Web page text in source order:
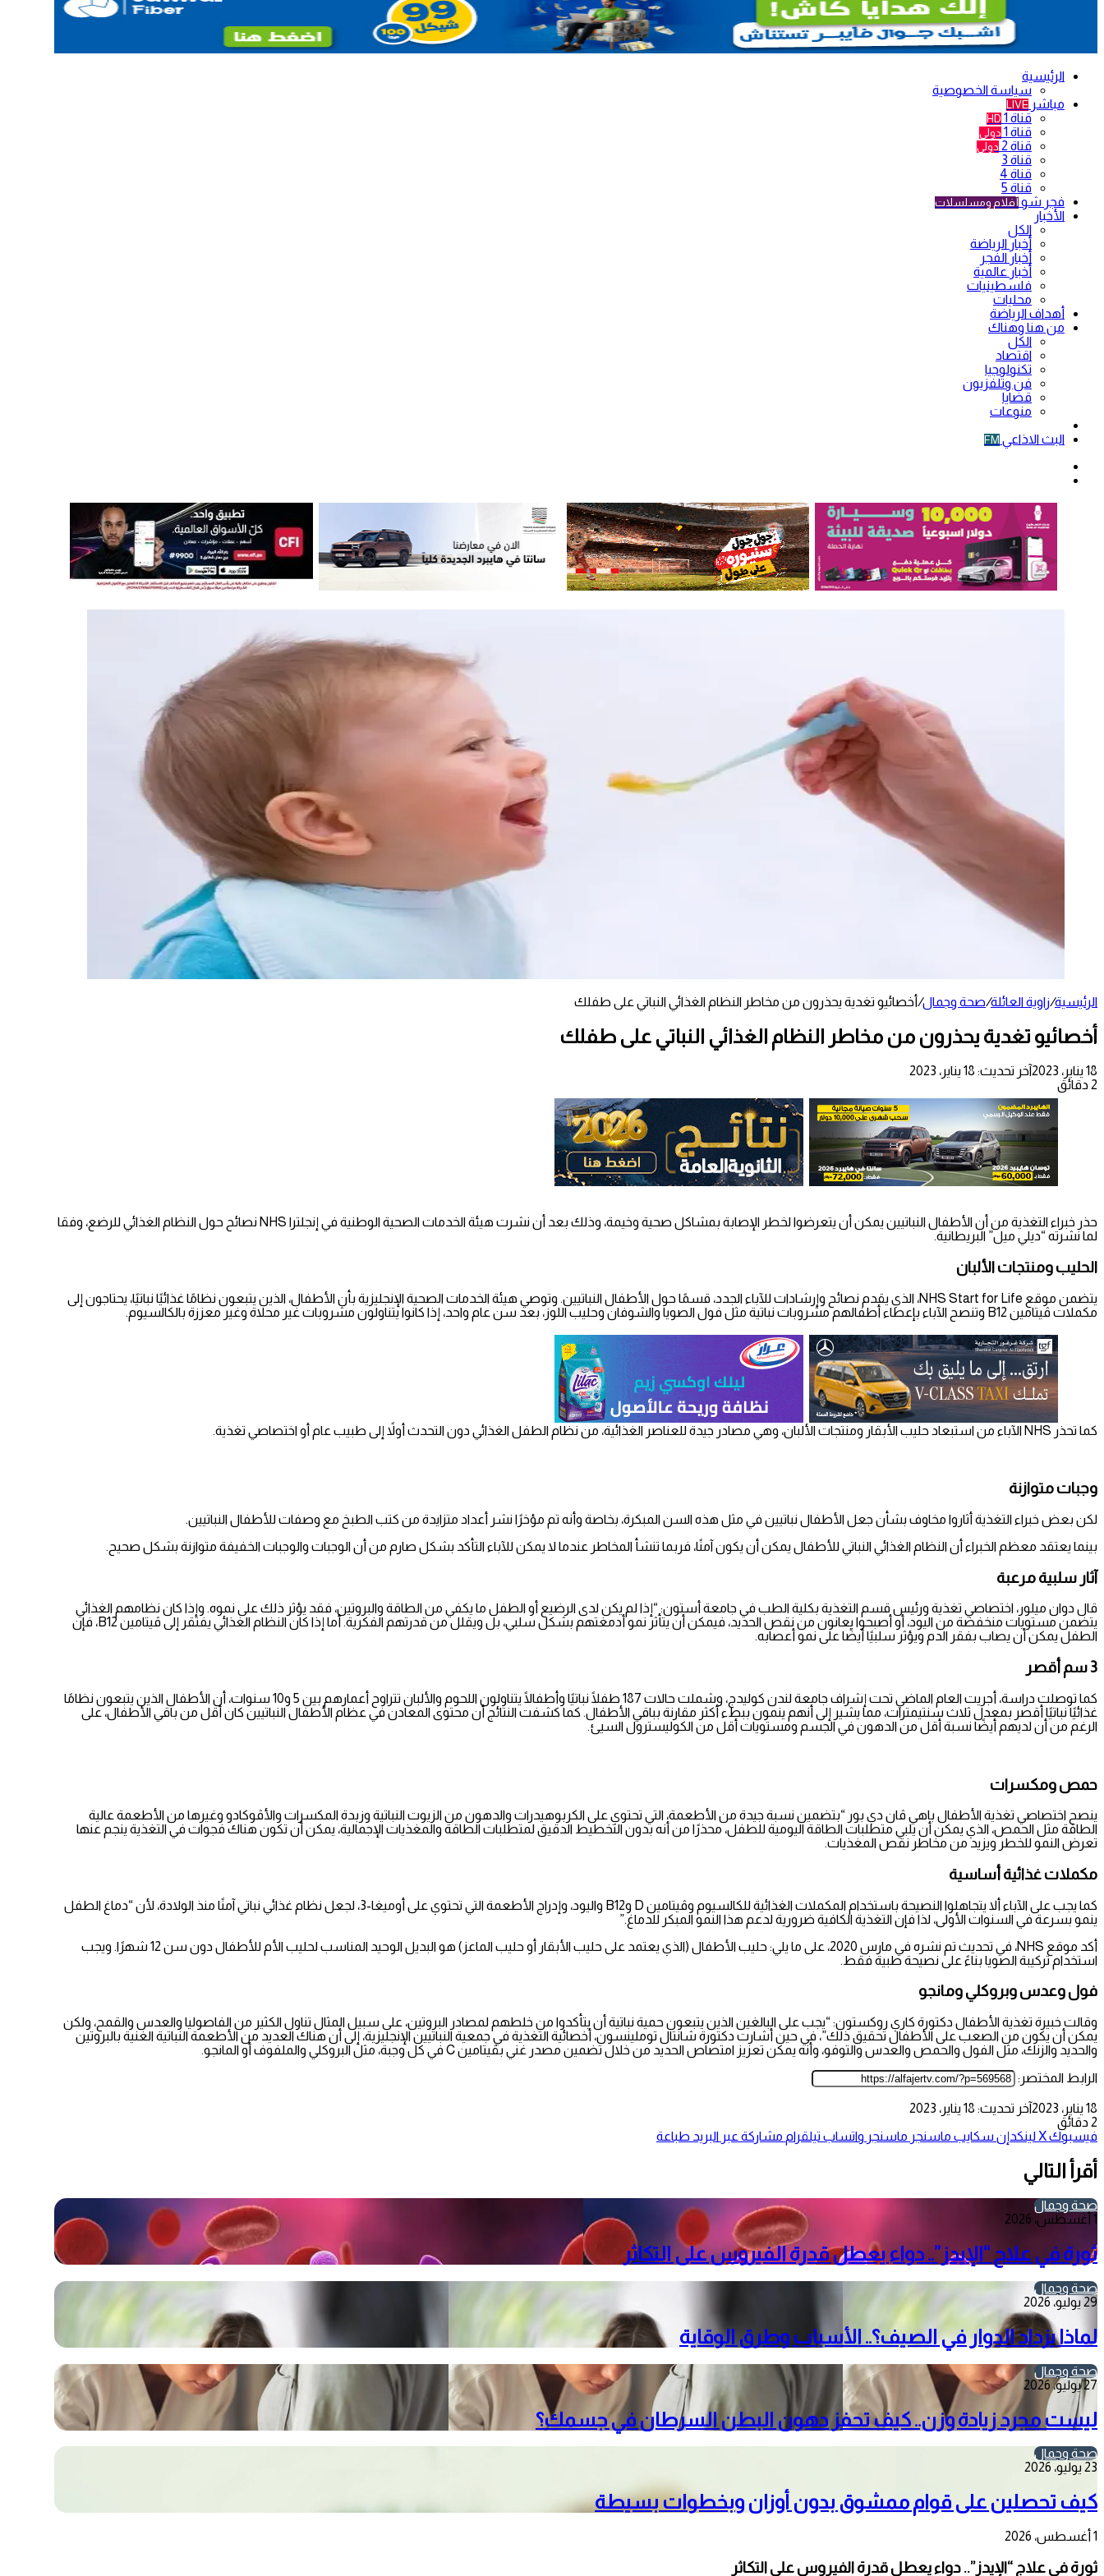
الرئيسية
سياسة الخصوصية
مباشر LIVE
قناة 1 HD
قناة 1 دولي
قناة 2 دولي
قناة 3
قناة 4
قناة 5
فجر شو أفلام ومسلسلات
الأخبار
الكل
أخبار الرياضة
أخبار الفجر
أخبار عالمية
فلسطينيات
محليات
أهداف الرياضة
من هنا وهناك
الكل
اقتصاد
تكنولوجيا
فن وتلفزيون
قضايا
منوعات
البث الاذاعي FM
الرئيسية/زاوية العائلة/صحة وجمال/أخصائيو تغدية يحذرون من مخاطر النظام الغذائي النباتي على طفلك
أخصائيو تغدية يحذرون من مخاطر النظام الغذائي النباتي على طفلك
18 يناير، 2023
آخر تحديث: 18 يناير، 2023
2 دقائق
حذر خبراء التغذية من أن الأطفال النباتيين يمكن أن يتعرضوا لخطر الإصابة بمشاكل صحية وخيمة، وذلك بعد أن نشرت هيئة الخدمات الصحية الوطنية في إنجلترا NHS نصائح حول النظام الغذائي للرضع، وفقا
لما نشرته “ديلي ميل” البريطانية.
الحليب ومنتجات الألبان
يتضمن موقع NHS Start for Life، الذي يقدم نصائح وإرشادات للآباء الجدد، قسمًا حول الأطفال النباتيين. وتوصي هيئة الخدمات الصحية الإنجليزية بأن الأطفال، الذين يتبعون نظامًا غذائيًا نباتيًا، يحتاجون إلى
مكملات ڤيتامين B12 وتنصح الآباء بإعطاء أطفالهم مشروبات نباتية مثل فول الصويا والشوفان وحليب اللوز، بعد سن عام واحد، إذا كانوا يتناولون مشروبات غير محلاة وغير معززة بالكالسيوم.
كما تحذر NHS الآباء من استبعاد حليب الأبقار ومنتجات الألبان، وهي مصادر جيدة للعناصر الغذائية، من نظام الطفل الغذائي دون التحدث أولاً إلى طبيب عام أو اختصاصي تغذية.
وجبات متوازنة
لكن بعض خبراء التغذية أثاروا مخاوف بشأن جعل الأطفال نباتيين في مثل هذه السن المبكرة، بخاصة وأنه تم مؤخرًا نشر أعداد متزايدة من كتب الطبخ مع وصفات للأطفال النباتيين.
بينما يعتقد معظم الخبراء أن النظام الغذائي النباتي للأطفال يمكن أن يكون آمنًا، فربما تنشأ المخاطر عندما لا يمكن للآباء التأكد بشكل صارم من أن الوجبات والوجبات الخفيفة متوازنة بشكل صحيح.
آثار سلبية مرعبة
قال دوان ميلور، اختصاصي تغذية ورئيس قسم التغذية بكلية الطب في جامعة أستون: “إذا لم يكن لدى الرضيع أو الطفل ما يكفي من الطاقة والبروتين، فقد يؤثر ذلك على نموه. وإذا كان نظامهم الغذائي
يتضمن مستويات منخفضة من اليود، أو أصبحوا يعانون من نقص الحديد، فيمكن أن يتأثر نمو أدمغتهم بشكل سلبي، بل ويقلل من قدرتهم الفكرية. أما إذا كان النظام الغذائي يفتقر إلى ڤيتامين B12، فإن
الطفل يمكن أن يصاب بفقر الدم ويؤثر سلبيًا أيضًا على نمو أعصابه.
3 سم أقصر
كما توصلت دراسة، أجريت العام الماضي تحت إشراف جامعة لندن كوليدج، وشملت حالات 187 طفلًا نباتيًا وأطفالًا يتناولون اللحوم والألبان تتراوح أعمارهم بين 5 و10 سنوات، أن الأطفال الذين يتبعون نظامًا
غذائيًا نباتيًا أقصر بمعدل ثلاث سنتيمترات، مما يشير إلى أنهم ينمون ببطء أكثر مقارنة بباقي الأطفال. كما كشفت النتائج أن محتوى المعادن في عظام الأطفال النباتيين كان أقل من باقي الأطفال، على
الرغم من أن لديهم أيضًا نسبة أقل من الدهون في الجسم ومستويات أقل من الكوليسترول السيئ.
حمص ومكسرات
ينصح اختصاصي تغذية الأطفال باهي ڤان دي بور “بتضمين نسبة جيدة من الأطعمة، التي تحتوي على الكربوهيدرات والدهون من الزيوت النباتية وزبدة المكسرات والأڤوكادو وغيرها من الأطعمة عالية
الطاقة مثل الحمص، الذي يمكن أن يلبي متطلبات الطاقة اليومية للطفل، محذرًا من أنه بدون التخطيط الدقيق لمتطلبات الطاقة والمغذيات الإجمالية، يمكن أن تكون هناك فجوات في التغذية ينجم عنها
تعرض النمو للخطر ويزيد من مخاطر نقص المغذيات.
مكملات غذائية أساسية
كما يجب على الآباء ألا يتجاهلوا النصيحة باستخدام المكملات الغذائية للكالسيوم وڤيتامين D وB12 واليود، وإدراج الأطعمة التي تحتوي على أوميغا-3، لجعل نظام غذائي نباتي آمنًا منذ الولادة، لأن “دماغ الطفل
ينمو بسرعة في السنوات الأولى، لذا فإن التغذية الكافية ضرورية لدعم هذا النمو المبكر للدماغ.”
أكد موقع NHS، في تحديث تم نشره في مارس 2020، على ما يلي: حليب الأطفال (الذي يعتمد على حليب الأبقار أو حليب الماعز) هو البديل الوحيد المناسب لحليب الأم للأطفال دون سن 12 شهرًا. ويجب
استخدام تركيبة الصويا بناءً على نصيحة طبية فقط.
فول وعدس وبروكلي ومانجو
وقالت خبيرة تغذية الأطفال دكتورة كاري روكستون: “يجب على البالغين الذين يتبعون حمية نباتية أن يتأكدوا من خلطهم لمصادر البروتين، على سبيل المثال تناول الكثير من الفاصوليا والعدس والقمح، ولكن
يمكن أن يكون من الصعب على الأطفال تحقيق ذلك”، في حين أشارت دكتورة شانتال توملينسون، أخصائية التغذية في جمعية النباتيين الإنجليزية، إلى أن هناك العديد من الأطعمة النباتية الغنية بالبروتين
والحديد والزنك، مثل الفول والحمص والعدس والتوفو، وأنه يمكن تعزيز امتصاص الحديد من خلال تضمين مصدر غني بڤيتامين C في كل وجبة، مثل البروكلي والملفوف أو المانجو.
الرابط المختصر:
18 يناير، 2023
آخر تحديث: 18 يناير، 2023
2 دقائق
فيسبوك‫Xلينكدإن سكايب ماسنجر ماسنجر واتساب تيلقرام مشاركة عبر البريد طباعة
أقرأ التالي
صحة وجمال
1 أغسطس، 2026
ثورة في علاج “الإيدز”.. دواء يعطل قدرة الفيروس على التكاثر
صحة وجمال
29 يوليو، 2026
لماذا يزداد الدوار في الصيف؟.. الأسباب وطرق الوقاية
صحة وجمال
27 يوليو، 2026
ليست مجرد زيادة وزن.. كيف تحفز دهون البطن السرطان في جسمك؟
صحة وجمال
23 يوليو، 2026
كيف تحصلين على قوام ممشوق بدون أوزان وبخطوات بسيطة
1 أغسطس، 2026
ثورة في علاج “الإيدز”.. دواء يعطل قدرة الفيروس على التكاثر